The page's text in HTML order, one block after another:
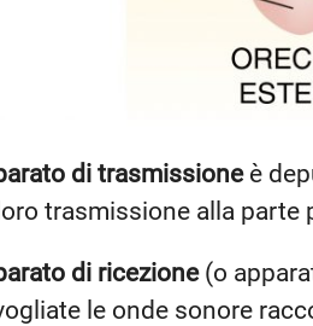
di trasmissioneè
trasmissione alla parte
di ricezione(o
le onde sonore